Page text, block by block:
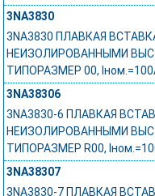
3NA3830
3NA3830 ПЛАВКАЯ
НЕИЗОЛИРОВАННЫМИ
ТИПОРАЗМЕР 00,
3NA38306
3NA3830-6 ПЛАВКАЯ
НЕИЗОЛИРОВАННЫМИ
ТИПОРАЗМЕР R00,
3NA38307
3NA3830-7 ПЛАВКАЯ